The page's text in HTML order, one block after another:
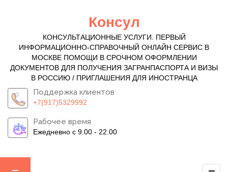
Консул
КОНСУЛЬТАЦИОННЫЕ УСЛУГИ. ПЕРВЫЙ
ИНФОРМАЦИОННО-СПРАВОЧНЫЙ ОНЛАЙН СЕРВИС В
МОСКВЕ ПОМОЩИ В СРОЧНОМ ОФОРМЛЕНИИ
ДОКУМЕНТОВ ДЛЯ ПОЛУЧЕНИЯ ЗАГРАНПАСПОРТА И ВИЗЫ
В РОССИЮ / ПРИГЛАШЕНИЯ ДЛЯ ИНОСТРАНЦА
Поддержка клиентов
+7(917)5329992
Рабочее время
Ежедневно с 9.00 - 22.00